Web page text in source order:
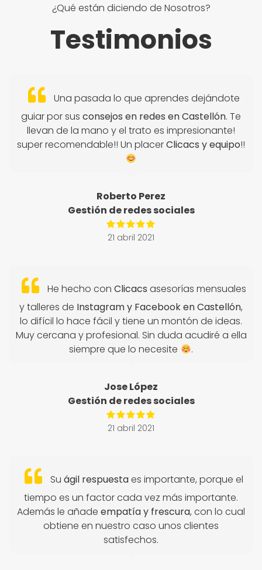
¿Qué están diciendo de Nosotros?
Testimonios
Una pasada lo que aprendes dejándote
guiar por sus consejos en redes en Castellón. Te
llevan de la mano y el trato es impresionante!
super recomendable!! Un placerClicacs y equipo!!
Roberto Perez
Gestión de redes sociales
21 abril 2021
He hecho con Clicacs asesorías mensuales
y talleres de Instagram y Facebook en Castellón,
lo difícil lo hace fácil y tiene un montón de ideas.
Muy cercana y profesional. Sin duda acudiré a ella
siempre que lo necesite
.
Jose López
Gestión de redes sociales
21 abril 2021
Su ágil respuestaes importante, porque el
tiempo es un factor cada vez más importante.
Además le añade empatía y frescura, con lo cual
obtiene en nuestro caso unos clientes
satisfechos.